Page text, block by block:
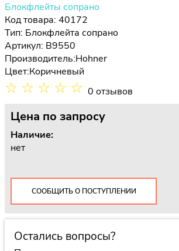
Блокфлейты сопрано
Код товара: 40172
Тип: Блокфлейта сопрано
Артикул: B9550
Производитель:Hohner
Цвет:Коричневый
☆ ☆ ☆ ☆ ☆ 0 отзывов
Цена по запросу
Наличие:
нет
СООБЩИТЬ О ПОСТУПЛЕНИИ
Остались вопросы?